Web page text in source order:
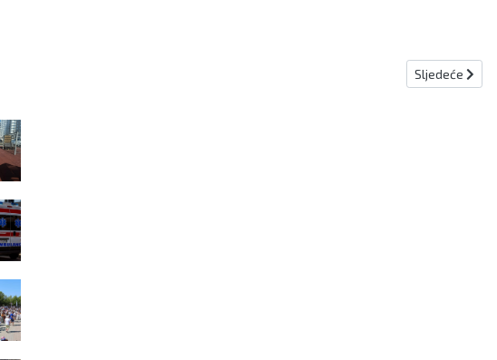
Sljedeći
Sljedeće